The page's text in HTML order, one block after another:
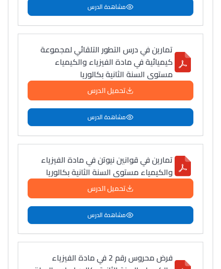
Lycée Maroc
مشاهدة الدرس
تمارين في درس التطور التلقائي لمجموعة
كيميائية في مادة الفيزياء والكيمياء
مستوى السنة الثانية بكالوريا
تحميل الدرس
مشاهدة الدرس
تمارين في قوانين نيوتن في مادة الفيزياء
والكيمياء مستوى السنة الثانية بكالوريا
تحميل الدرس
مشاهدة الدرس
فرض محروس رقم 2 في مادة الفيزياء